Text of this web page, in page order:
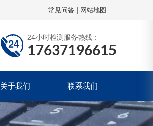
常见问答 网站地图
24小时检测服务热线：
17637196615
关于我们 联系我们